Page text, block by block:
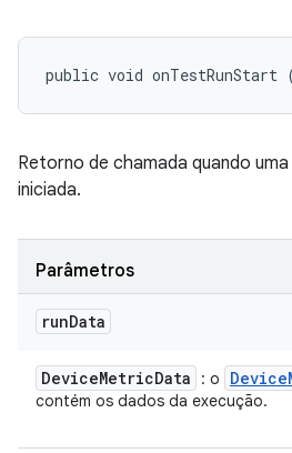
public void onTestRunStart
Retorno de chamada quando
iniciada.
Parâmetros
runData
DeviceMetricData : o Device
contém os dados da execução.